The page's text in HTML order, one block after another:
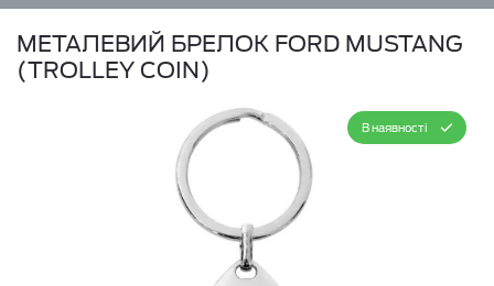
МЕТАЛЕВИЙ БРЕЛОК FORD MUSTANG
(TROLLEY COIN)
В наявності